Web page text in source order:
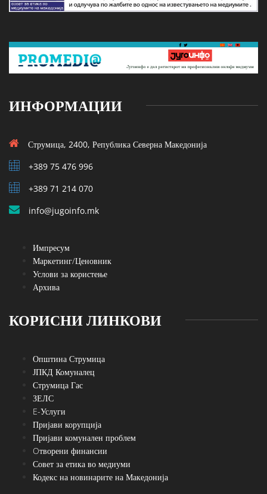
ИНФОРМАЦИИ
Струмица, 2400, Република Северна Македонија
+389 75 476 996
+389 71 214 070
info@jugoinfo.mk
Импресум
Маркетинг/Ценовник
Услови за користење
Архива
КОРИСНИ ЛИНКОВИ
Општина Струмица
ЈПКД Комуналец
Струмица Гас
ЗЕЛС
E-Услуги
Пријави корупција
Пријави комунален проблем
Oтворени финансии
Совет за етика во медиуми
Кодекс на новинарите на Македонија